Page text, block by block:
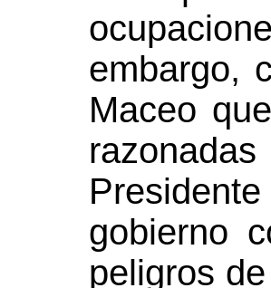
embargo,
Maceo
gobierno
peligros